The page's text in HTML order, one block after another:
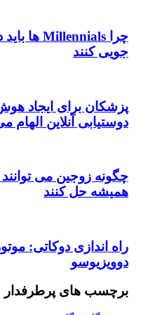
چرا Millennials ها باید دو برابر Boomers صرفه
هوش مصنوعی پیوندی اعضا از
می گیرند
اختلافات روشنایی را برای
لورنزو و